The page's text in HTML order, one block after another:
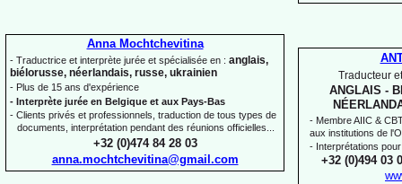
Traducteur
ANGLAIS -
- Membre AIIC &
aux institutions de
- Interprétations
+32 (0)494 03
Anna Mochtchevitina
- Traductrice et interprète jurée et spécialisée en : anglais,
biélorusse, néerlandais, russe, ukrainien
- Plus de 15 ans d'expérience
- Interprète jurée en Belgique et aux Pays-Bas
- Clients privés et professionnels, traduction de tous types de
documents, interprétation pendant des réunions officielles...
+32 (0)474 84 28 03
anna.mochtchevitina@gmail.com